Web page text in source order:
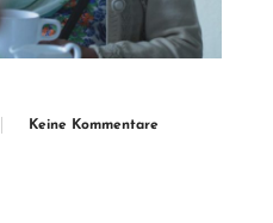
Keine Kommentare